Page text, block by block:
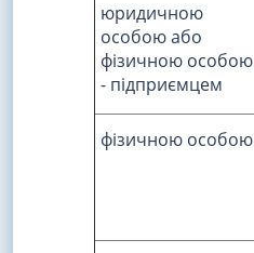
юридичною
особою або
фізичною особою
- підприємцем
фізичною особою